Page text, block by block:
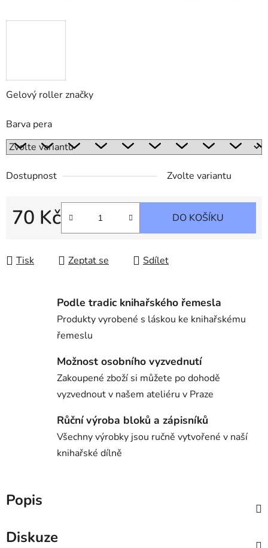
Gelový roller značky
Barva pera
Dostupnost Zvolte variantu
70 Kč
Měrná cena:
DO KOŠÍKU
Tisk Zeptat se Sdílet
Podle tradic knihařského řemesla
Produkty vyrobené s láskou ke knihařskému
řemeslu
Možnost osobního vyzvednutí
Zakoupené zboží si můžete po dohodě
vyzvednout v našem ateliéru v Praze
Růční výroba bloků a zápisníků
Všechny výrobky jsou ručně vytvořené v naší
knihařské dílně
Popis
Diskuze